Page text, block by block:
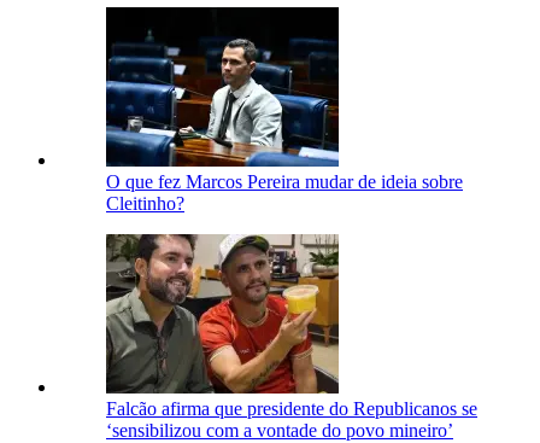
O que fez Marcos Pereira mudar de ideia sobre
Cleitinho?
Falcão afirma que presidente do Republicanos se
‘sensibilizou com a vontade do povo mineiro’